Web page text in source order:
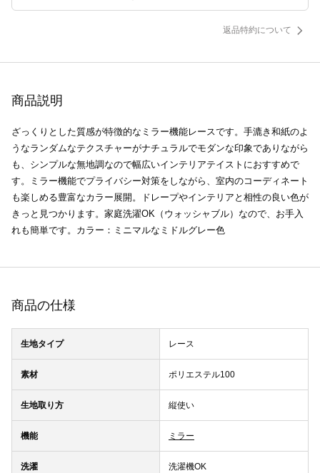
返品特約について
商品説明
ざっくりとした質感が特徴的なミラー機能レースです。手漉き和紙のよ
うなランダムなテクスチャーがナチュラルでモダンな印象でありながら
も、シンプルな無地調なので幅広いインテリアテイストにおすすめで
す。ミラー機能でプライバシー対策をしながら、室内のコーディネート
も楽しめる豊富なカラー展開。ドレープやインテリアと相性の良い色が
きっと見つかります。家庭洗濯OK（ウォッシャブル）なので、お手入
れも簡単です。カラー：ミニマルなミドルグレー色
商品の仕様
生地タイプ レース
素材 ポリエステル100
生地取り方 縦使い
機能 ミラー
洗濯 洗濯機OK